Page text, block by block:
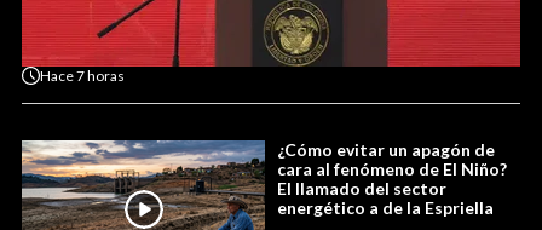
Hace7 horas
¿Cómo evitar un apagón de
cara al fenómeno de El Niño?
El llamado del sector
energético a de la Espriella